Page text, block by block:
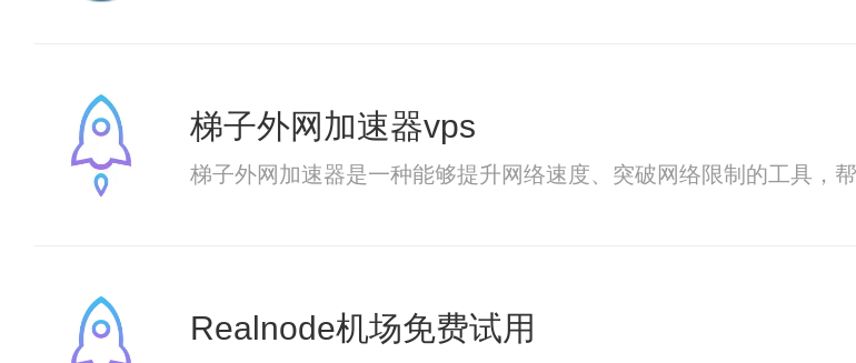
梯子外网加速器vps
梯子外网加速器是一种能够提升网络速度、突破网络限制的工具，
Realnode机场免费试用